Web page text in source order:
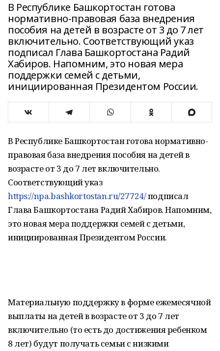
В Республике Башкортостан готова
нормативно-правовая база внедрения
пособия на детей в возрасте от 3 до 7 лет
включительно. Соответствующий указ
подписал Глава Башкортостана Радий
Хабиров. Напомним, это новая мера
поддержки семей с детьми,
инициированная Президентом России.
В Республике Башкортостан готова нормативно-
правовая база внедрения пособия на детей в
возрасте от 3 до 7 лет включительно.
Соответствующий указ
https://npa.bashkortostan.ru/27724/подписал
Глава Башкортостана Радий Хабиров. Напомним,
это новая мера поддержки семей с детьми,
инициированная Президентом России.
Материальную поддержку в форме ежемесячной
выплаты на детей в возрасте от 3 до 7 лет
включительно (то есть до достижения ребенком
8 лет) будут получать семьи с низкими